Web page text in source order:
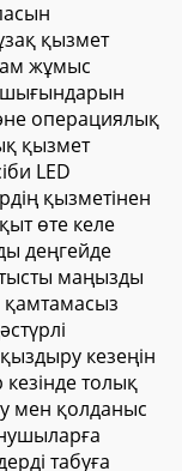
қызмет
жұмыс
шығындарын
операциялық
қызмет
LED
қызметінен
өте келе
деңгейде
маңызды
қамтамасыз
кезеңін
толық
мен қолданыс
табуға